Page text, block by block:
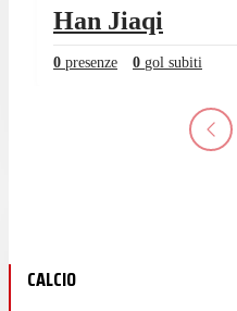
Han Jiaqi
0 presenze 0 gol subiti
CALCIO